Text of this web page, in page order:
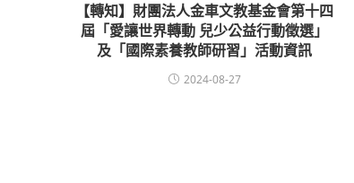
【轉知】財團法人金車文教基金會第十四
屆「愛讓世界轉動 兒少公益行動徵選」
及「國際素養教師研習」活動資訊
2024-08-27